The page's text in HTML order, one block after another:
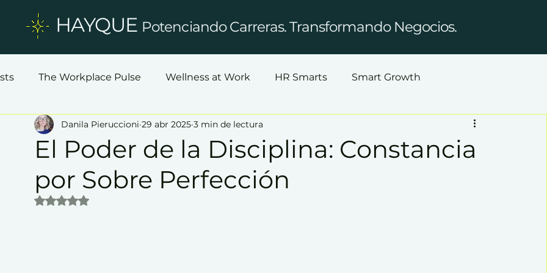
HAYQUE Potenciando Carreras. Transformando Negocios.
The Workplace Pulse Wellness at Work HR Smarts Smart Growth
El Poder de la Disciplina: Constancia
por Sobre Perfección
Danila Pieruccioni 29 abr 2025 3 min de lectura
Obtuvo NaN de 5 estrellas.